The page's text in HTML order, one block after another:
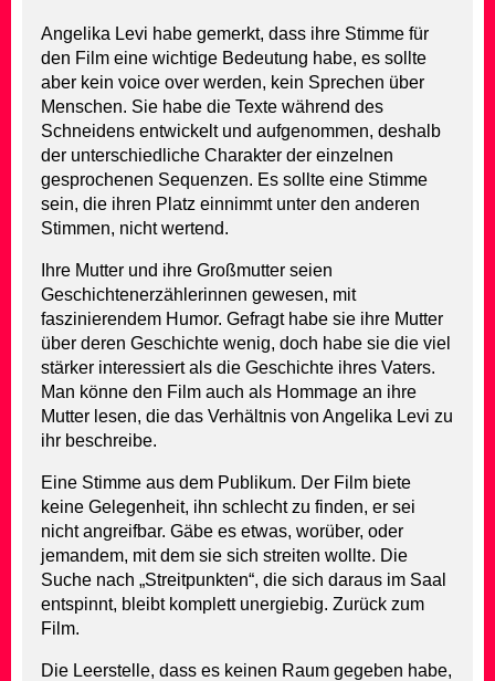
Angelika Levi habe gemerkt, dass ihre Stimme für
den Film eine wichtige Bedeutung habe, es sollte
aber kein voice over werden, kein Sprechen über
Menschen. Sie habe die Texte während des
Schneidens entwickelt und aufgenommen, deshalb
der unterschiedliche Charakter der einzelnen
gesprochenen Sequenzen. Es sollte eine Stimme
sein, die ihren Platz einnimmt unter den anderen
Stimmen, nicht wertend.
Ihre Mutter und ihre Großmutter seien
Geschichtenerzählerinnen gewesen, mit
faszinierendem Humor. Gefragt habe sie ihre Mutter
über deren Geschichte wenig, doch habe sie die viel
stärker interessiert als die Geschichte ihres Vaters.
Man könne den Film auch als Hommage an ihre
Mutter lesen, die das Verhältnis von Angelika Levi zu
ihr beschreibe.
Eine Stimme aus dem Publikum. Der Film biete
keine Gelegenheit, ihn schlecht zu finden, er sei
nicht angreifbar. Gäbe es etwas, worüber, oder
jemandem, mit dem sie sich streiten wollte. Die
Suche nach „Streitpunkten“, die sich daraus im Saal
entspinnt, bleibt komplett unergiebig. Zurück zum
Film.
Die Leerstelle, dass es keinen Raum gegeben habe,